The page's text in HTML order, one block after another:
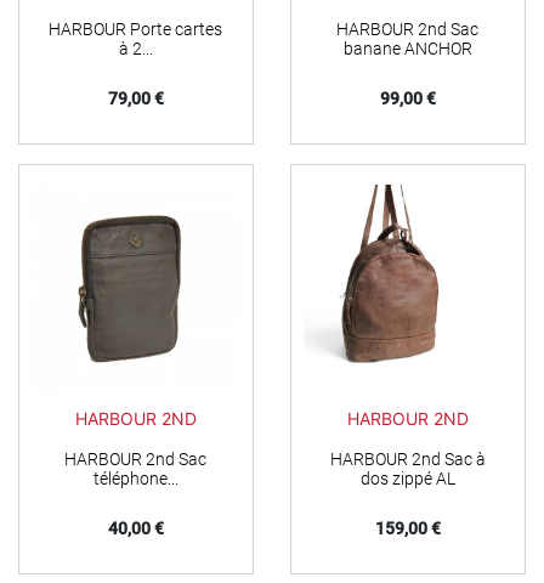
HARBOUR Porte cartes
à 2...
Prix
79,00 €
HARBOUR 2nd Sac
banane ANCHOR
Prix
99,00 €
HARBOUR 2ND
HARBOUR 2nd Sac
téléphone...
Prix
40,00 €
HARBOUR 2ND
HARBOUR 2nd Sac à
dos zippé AL
Prix
159,00 €